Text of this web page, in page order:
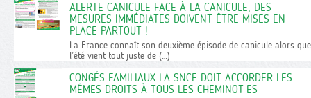
ALERTE CANICULE FACE À LA CANICULE, DES
MESURES IMMÉDIATES DOIVENT ÊTRE MISES EN
PLACE PARTOUT !
La France connaît son deuxième épisode de canicule alors que
l’été vient tout juste de (…)
CONGÉS FAMILIAUX LA SNCF DOIT ACCORDER LES
MÊMES DROITS À TOUS LES CHEMINOT·ES